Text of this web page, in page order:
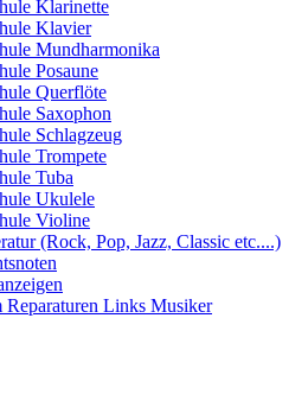
Klarinette
Klavier
Mundharmonika
Posaune
Querflöte
Saxophon
Schlagzeug
Trompete
Tuba
Ukulele
Violine
(Rock, Pop, Jazz, Classic etc....)
Reparaturen Links Musiker